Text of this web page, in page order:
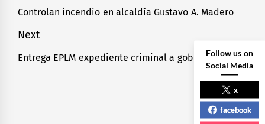
de
entradas
Previous
Controlan incendio en alcaldía Gustavo A. Madero
Next
Next
Entrega EPLM expediente criminal a gobierno de EU
Follow us on
Social Media
x
facebook